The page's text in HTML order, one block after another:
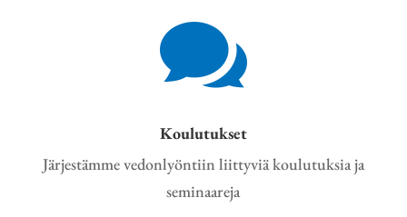

Koulutukset
Järjestämme vedonlyöntiin liittyviä koulutuksia ja
seminaareja